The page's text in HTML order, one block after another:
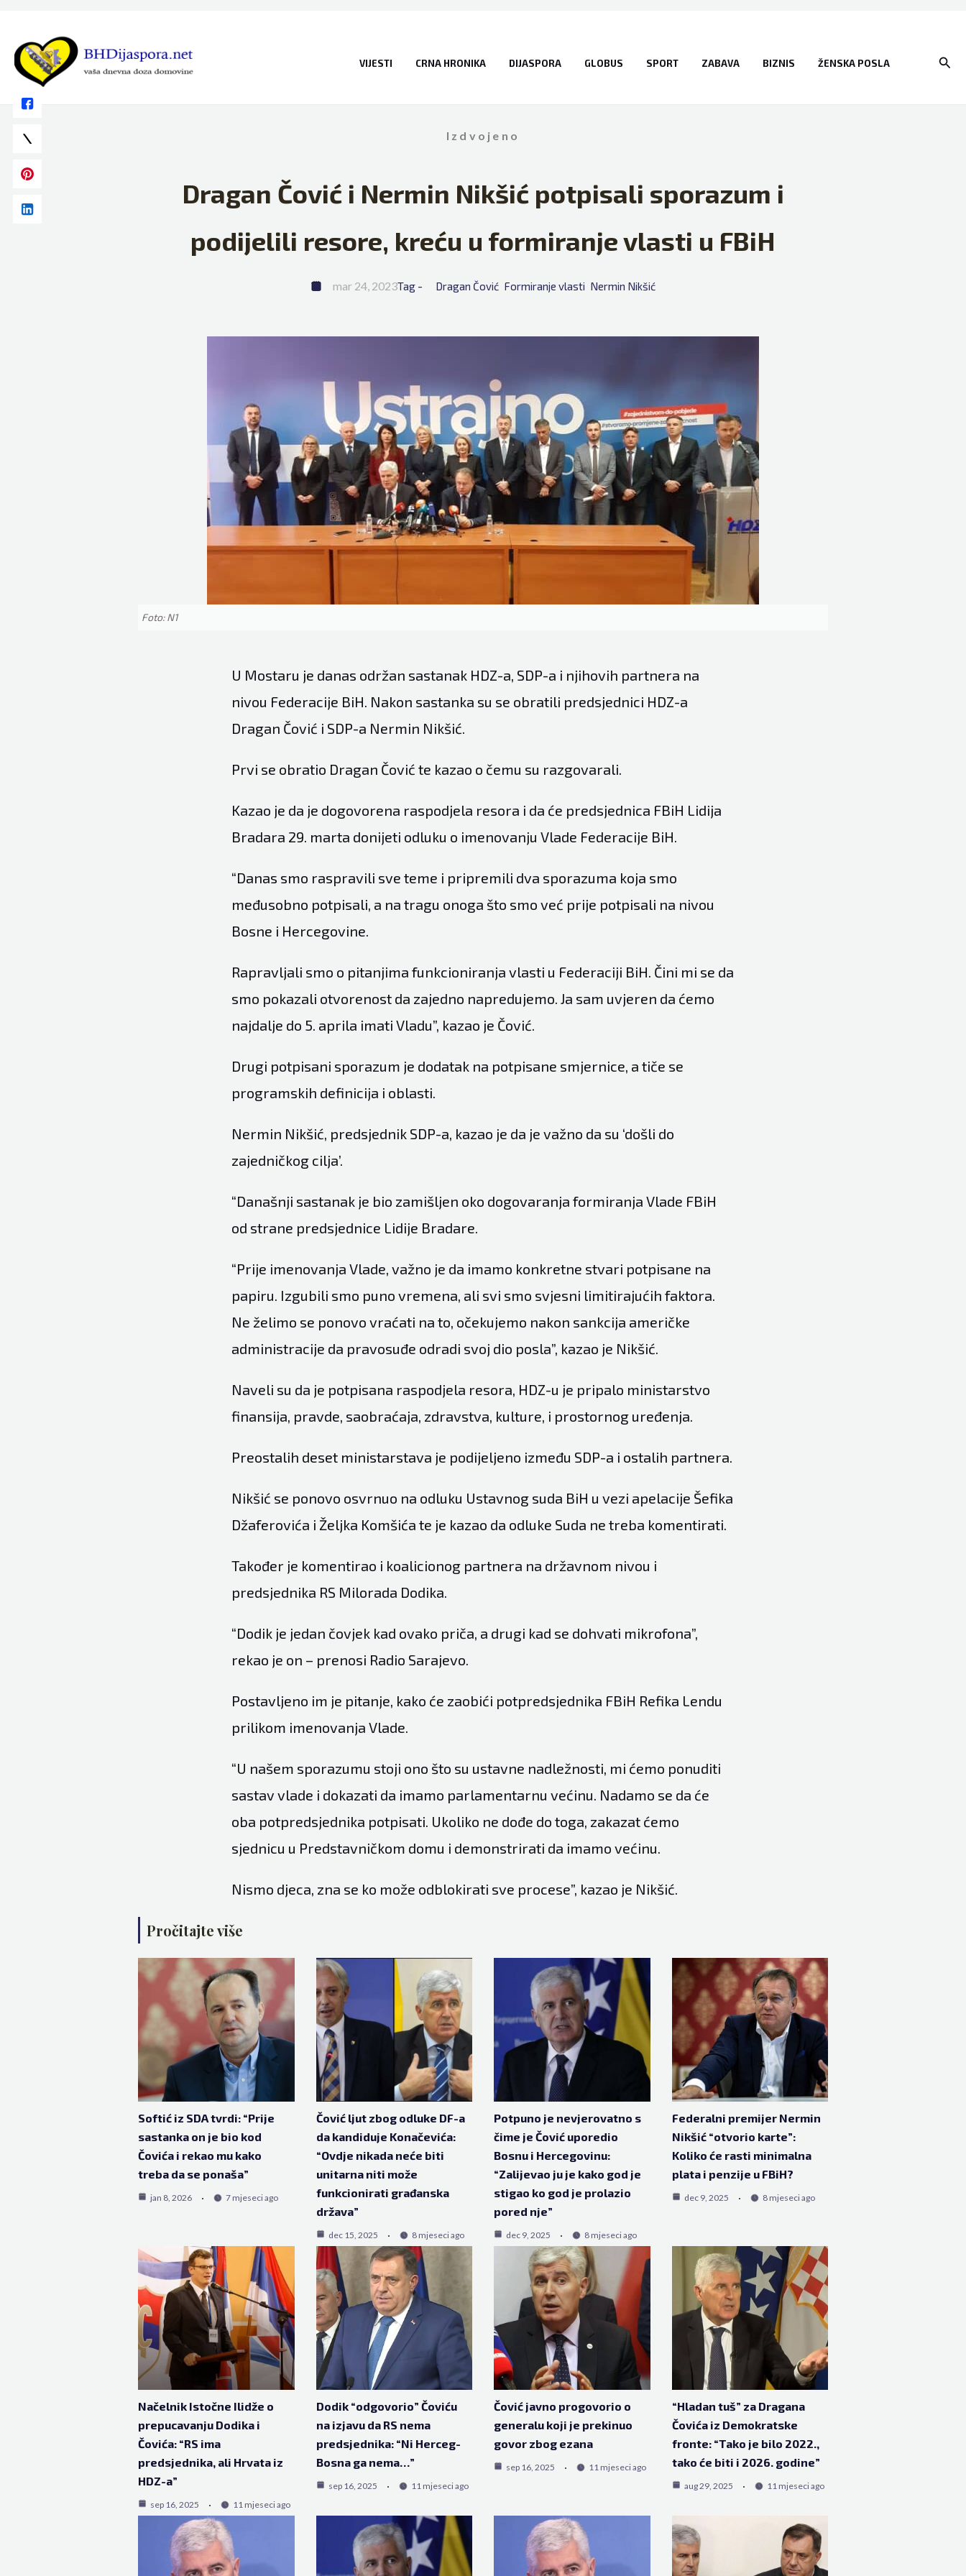
content
VIJESTI CRNA HRONIKA DIJASPORA GLOBUS SPORT ZABAVA BIZNIS ŽENSKA POSLA
Izdvojeno
Dragan Čović i Nermin Nikšić potpisali sporazum i
podijelili resore, kreću u formiranje vlasti u FBiH
mar 24, 2023Tag - Dragan Čović Formiranje vlasti Nermin Nikšić
Foto: N1
U Mostaru je danas održan sastanak HDZ-a, SDP-a i njihovih partnera na
nivou Federacije BiH. Nakon sastanka su se obratili predsjednici HDZ-a
Dragan Čović i SDP-a Nermin Nikšić.
Prvi se obratio Dragan Čović te kazao o čemu su razgovarali.
Kazao je da je dogovorena raspodjela resora i da će predsjednica FBiH Lidija
Bradara 29. marta donijeti odluku o imenovanju Vlade Federacije BiH.
“Danas smo raspravili sve teme i pripremili dva sporazuma koja smo
međusobno potpisali, a na tragu onoga što smo već prije potpisali na nivou
Bosne i Hercegovine.
Rapravljali smo o pitanjima funkcioniranja vlasti u Federaciji BiH. Čini mi se da
smo pokazali otvorenost da zajedno napredujemo. Ja sam uvjeren da ćemo
najdalje do 5. aprila imati Vladu”, kazao je Čović.
Drugi potpisani sporazum je dodatak na potpisane smjernice, a tiče se
programskih definicija i oblasti.
Nermin Nikšić, predsjednik SDP-a, kazao je da je važno da su ‘došli do
zajedničkog cilja’.
“Današnji sastanak je bio zamišljen oko dogovaranja formiranja Vlade FBiH
od strane predsjednice Lidije Bradare.
“Prije imenovanja Vlade, važno je da imamo konkretne stvari potpisane na
papiru. Izgubili smo puno vremena, ali svi smo svjesni limitirajućih faktora.
Ne želimo se ponovo vraćati na to, očekujemo nakon sankcija američke
administracije da pravosuđe odradi svoj dio posla”, kazao je Nikšić.
Naveli su da je potpisana raspodjela resora, HDZ-u je pripalo ministarstvo
finansija, pravde, saobraćaja, zdravstva, kulture, i prostornog uređenja.
Preostalih deset ministarstava je podijeljeno između SDP-a i ostalih partnera.
Nikšić se ponovo osvrnuo na odluku Ustavnog suda BiH u vezi apelacije Šefika
Džaferovića i Željka Komšića te je kazao da odluke Suda ne treba komentirati.
Također je komentirao i koalicionog partnera na državnom nivou i
predsjednika RS Milorada Dodika.
“Dodik je jedan čovjek kad ovako priča, a drugi kad se dohvati mikrofona”,
rekao je on – prenosi Radio Sarajevo.
Postavljeno im je pitanje, kako će zaobići potpredsjednika FBiH Refika Lendu
prilikom imenovanja Vlade.
“U našem sporazumu stoji ono što su ustavne nadležnosti, mi ćemo ponuditi
sastav vlade i dokazati da imamo parlamentarnu većinu. Nadamo se da će
oba potpredsjednika potpisati. Ukoliko ne dođe do toga, zakazat ćemo
sjednicu u Predstavničkom domu i demonstrirati da imamo većinu.
Nismo djeca, zna se ko može odblokirati sve procese”, kazao je Nikšić.
Pročitajte više
Softić iz SDA tvrdi: “Prije
sastanka on je bio kod
Čovića i rekao mu kako
treba da se ponaša”
jan 8, 2026 7 mjeseci ago
Čović ljut zbog odluke DF-a
da kandiduje Konačevića:
“Ovdje nikada neće biti
unitarna niti može
funkcionirati građanska
država”
dec 15, 2025 8 mjeseci ago
Potpuno je nevjerovatno s
čime je Čović uporedio
Bosnu i Hercegovinu:
“Zalijevao ju je kako god je
stigao ko god je prolazio
pored nje”
dec 9, 2025 8 mjeseci ago
Federalni premijer Nermin
Nikšić “otvorio karte”:
Koliko će rasti minimalna
plata i penzije u FBiH?
dec 9, 2025 8 mjeseci ago
Načelnik Istočne Ilidže o
prepucavanju Dodika i
Čovića: “RS ima
predsjednika, ali Hrvata iz
HDZ-a”
sep 16, 2025 11 mjeseci ago
Dodik “odgovorio” Čoviću
na izjavu da RS nema
predsjednika: “Ni Herceg-
Bosna ga nema…”
sep 16, 2025 11 mjeseci ago
Čović javno progovorio o
generalu koji je prekinuo
govor zbog ezana
sep 16, 2025 11 mjeseci ago
“Hladan tuš” za Dragana
Čovića iz Demokratske
fronte: “Tako je bilo 2022.,
tako će biti i 2026. godine”
aug 29, 2025 11 mjeseci ago